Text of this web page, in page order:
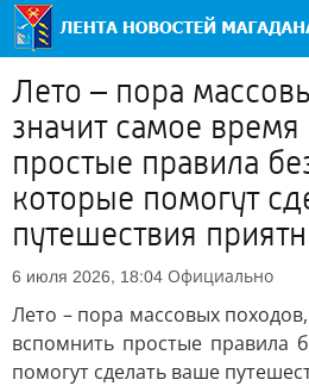
Лето – пора
значит самое
простые правила
которые помогут
путешествия
6 июля 2026, 18:04 Официально
Лето – пора массовых
вспомнить простые правила
помогут сделать ваше